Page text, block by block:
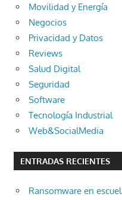
Movilidad y Energía
Negocios
Privacidad y Datos
Reviews
Salud Digital
Seguridad
Software
Tecnología Industrial
Web&SocialMedia
ENTRADAS RECIENTES
Ransomware en